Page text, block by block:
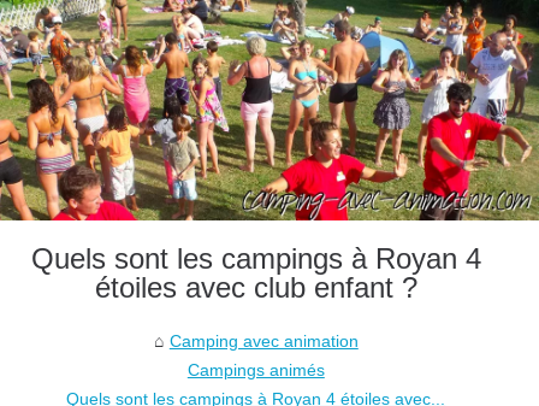
Quels sont les campings à Royan 4
étoiles avec club enfant ?
Camping avec animation
Campings animés
Quels sont les campings à Royan 4 étoiles avec...